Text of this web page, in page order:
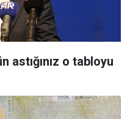
astığınız o tabloyu